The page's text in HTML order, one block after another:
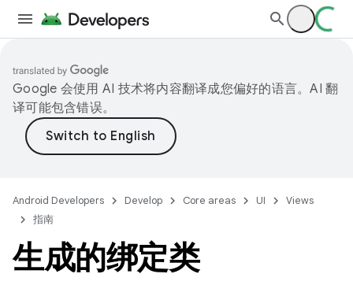
Google 会使用 AI 技术将内容翻译成您偏好的语言。AI 翻
译可能包含错误。
Android Developers Develop Core areas UI
Views
指南
生成的绑定类